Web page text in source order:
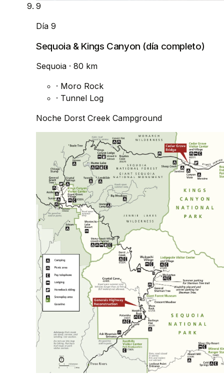
9
Día 9
Sequoia & Kings Canyon (día completo)
Sequoia · 80 km
· Moro Rock
· Tunnel Log
Noche Dorst Creek Campground